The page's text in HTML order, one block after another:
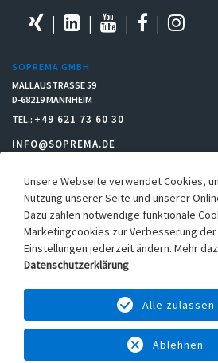
SOPREMA GMBH
MALLAUSTRASSE 59
D-68219 MANNHEIM
TEL.: +49 621 73 60 30
INFO@SOPREMA.DE
Einkaufsbedingungen
Allgemeine Verkaufs- &
Hinweisgebersystem
Datenschutz
Cookie-Einstellungen
Unsere Webseite verwendet Cookies,
Nutzung unserer Seite und unserer
Dazu zählen notwendige funktionale
Marketingcookies zur Verbesserung der
Einstellungen jederzeit ändern. Mehr
Datenschutzerklärung.
Ablehnen
Alle zulassen